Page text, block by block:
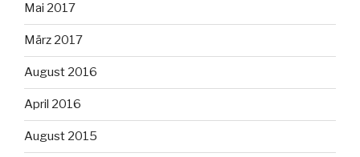
Mai 2017
März 2017
August 2016
April 2016
August 2015